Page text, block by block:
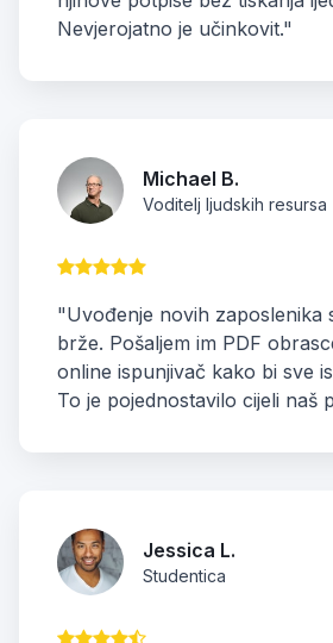
Nevjerojatno je učinkovit."
Michael B.
Voditelj ljudskih resursa
"Uvođenje novih zaposlenika
brže. Pošaljem im PDF
online ispunjivač kako bi sve
To je pojednostavilo cijeli naš
Jessica L.
Studentica